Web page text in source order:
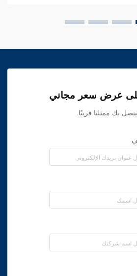
عرض سعر مجاني
بك ممثلنا قريبًا.